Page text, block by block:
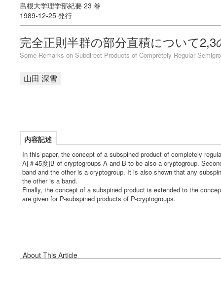
島根大学理学部紀要 23 巻
1989-12-25 発行
完全正則半群の部分直積について2,3
Some Remarks on Subdirect Products of Compretely Regular
山田 深雪
内容記述
In this paper, the concept of a subspined product of completely
A[＃45度]B of cryptogroups A and B to be also a cryptogroup.
band and the other is a cryptogroup. It is also shown that any
the other is a band.
Finally, the concept of a subspined product is extended to the
are given for P-subspined products of P-cryptogroups.
About This Article